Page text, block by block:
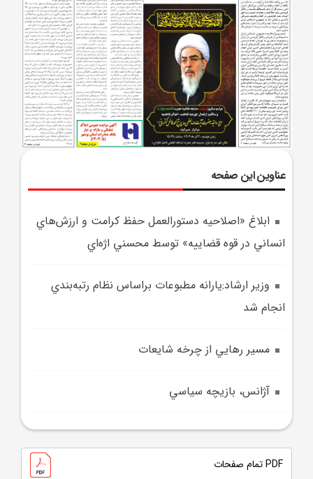
عناوین این صفحه
ابلاغ «اصلاحيه دستورالعمل حفظ کرامت و ارزش‌هاي
انساني در قوه قضاييه» توسط محسني اژه‌اي
وزير ارشاد:يارانه‌ مطبوعات براساس نظام رتبه‌بندي
انجام شد
مسير رهايي از چرخه شايعات
آژانس، بازيچه سياسي
PDF تمام صفحات